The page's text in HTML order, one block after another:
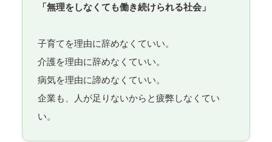
「無理をしなくても働き続けられる社会」
子育てを理由に辞めなくていい。
介護を理由に辞めなくていい。
病気を理由に諦めなくていい。
企業も、人が足りないからと疲弊しなくてい
い。